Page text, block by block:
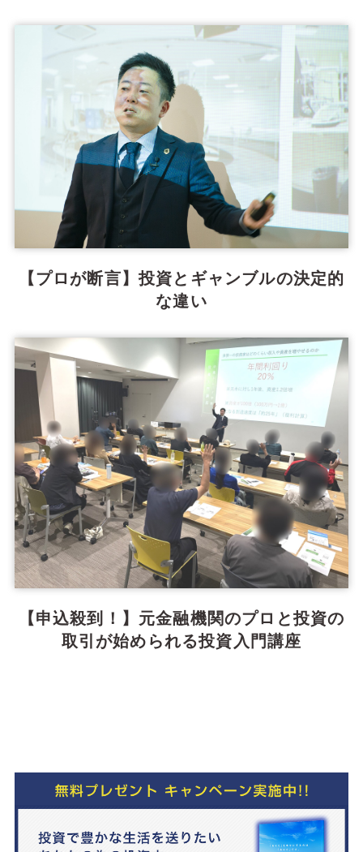
【プロが断言】投資とギャンブルの決定的
な違い
【申込殺到！】元金融機関のプロと投資の
取引が始められる投資入門講座